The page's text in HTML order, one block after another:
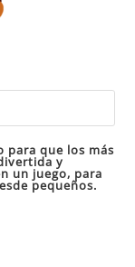
para que los más
y
un juego, para
pequeños.